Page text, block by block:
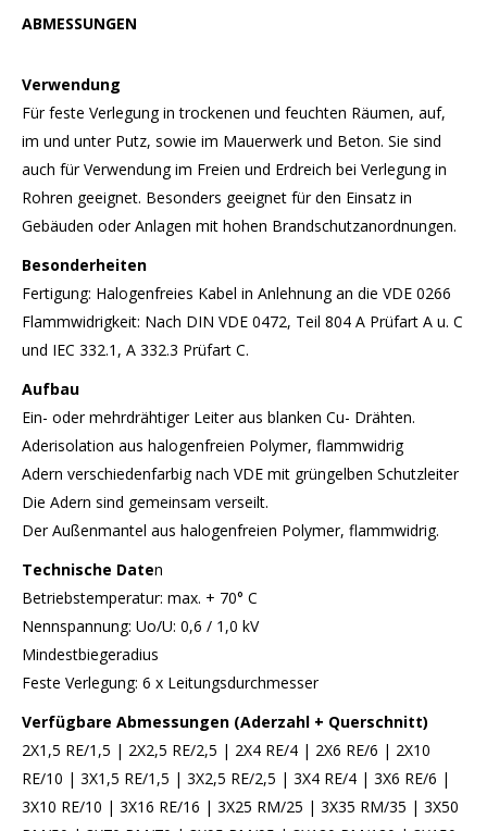
ABMESSUNGEN
Verwendung
Für feste Verlegung in trockenen und feuchten Räumen, auf,
im und unter Putz, sowie im Mauerwerk und Beton. Sie sind
auch für Verwendung im Freien und Erdreich bei Verlegung in
Rohren geeignet. Besonders geeignet für den Einsatz in
Gebäuden oder Anlagen mit hohen Brandschutzanordnungen.
Besonderheiten
Fertigung: Halogenfreies Kabel in Anlehnung an die VDE 0266
Flammwidrigkeit: Nach DIN VDE 0472, Teil 804 A Prüfart A u. C
und IEC 332.1, A 332.3 Prüfart C.
Aufbau
Ein- oder mehrdrähtiger Leiter aus blanken Cu- Drähten.
Aderisolation aus halogenfreien Polymer, flammwidrig
Adern verschiedenfarbig nach VDE mit grüngelben Schutzleiter
Die Adern sind gemeinsam verseilt.
Der Außenmantel aus halogenfreien Polymer, flammwidrig.
Technische Daten
Betriebstemperatur: max. + 70° C
Nennspannung: Uo/U: 0,6 / 1,0 kV
Mindestbiegeradius
Feste Verlegung: 6 x Leitungsdurchmesser
Verfügbare Abmessungen (Aderzahl + Querschnitt)
2X1,5 RE/1,5 | 2X2,5 RE/2,5 | 2X4 RE/4 | 2X6 RE/6 | 2X10
RE/10 | 3X1,5 RE/1,5 | 3X2,5 RE/2,5 | 3X4 RE/4 | 3X6 RE/6 |
3X10 RE/10 | 3X16 RE/16 | 3X25 RM/25 | 3X35 RM/35 | 3X50